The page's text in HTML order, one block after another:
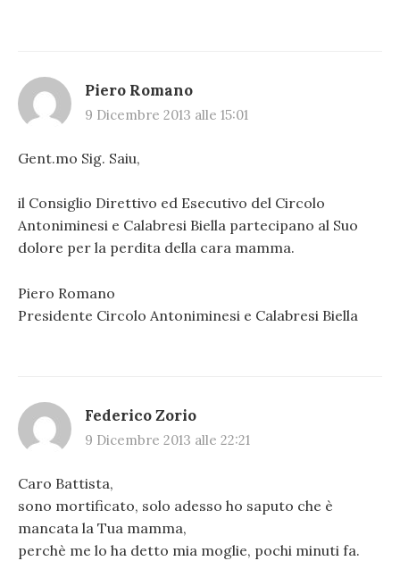
Piero Romano
9 Dicembre 2013 alle 15:01
Gent.mo Sig. Saiu,
il Consiglio Direttivo ed Esecutivo del Circolo
Antoniminesi e Calabresi Biella partecipano al Suo
dolore per la perdita della cara mamma.
Piero Romano
Presidente Circolo Antoniminesi e Calabresi Biella
Federico Zorio
9 Dicembre 2013 alle 22:21
Caro Battista,
sono mortificato, solo adesso ho saputo che è
mancata la Tua mamma,
perchè me lo ha detto mia moglie, pochi minuti fa.